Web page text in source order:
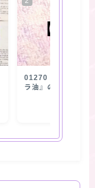
01270【抽出部位】
ラ油』の使用部位